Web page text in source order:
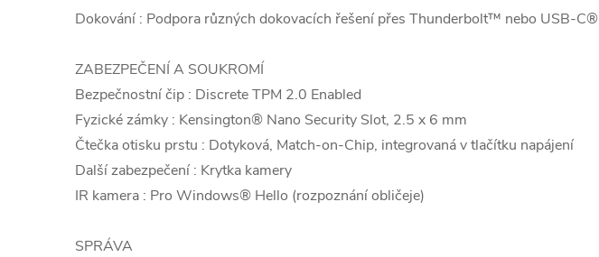
Dokování : Podpora různých dokovacích řešení přes Thunderbolt™ nebo USB-C®
ZABEZPEČENÍ A SOUKROMÍ
Bezpečnostní čip : Discrete TPM 2.0 Enabled
Fyzické zámky : Kensington® Nano Security Slot, 2.5 x 6 mm
Čtečka otisku prstu : Dotyková, Match-on-Chip, integrovaná v tlačítku napájení
Další zabezpečení : Krytka kamery
IR kamera : Pro Windows® Hello (rozpoznání obličeje)
SPRÁVA